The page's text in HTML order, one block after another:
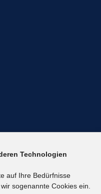
Technologien
auf Ihre Bedürfnisse
sogenannte Cookies ein.